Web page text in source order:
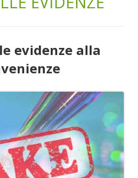
evidenze alla